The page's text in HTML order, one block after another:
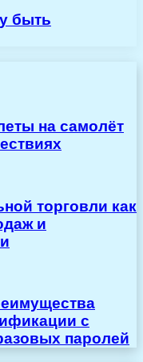
быть
на самолёт
торговли как
и
с
паролей